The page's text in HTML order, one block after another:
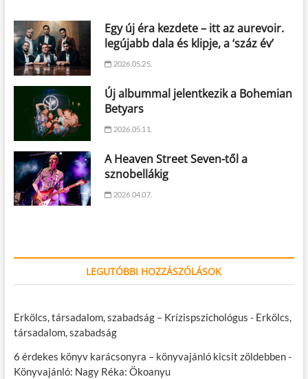
Egy új éra kezdete – itt az aurevoir.
legújabb dala és klipje, a ‘száz év’
2026.05.25.
Új albummal jelentkezik a Bohemian
Betyars
2026.05.11.
A Heaven Street Seven-től a
sznobellákig
2026.04.07.
LEGUTÓBBI HOZZÁSZÓLÁSOK
Erkölcs, társadalom, szabadság – Krízispszichológus - Erkölcs,
társadalom, szabadság
6 érdekes könyv karácsonyra – könyvajánló kicsit zöldebben-
Könyvajánló: Nagy Réka: Ökoanyu